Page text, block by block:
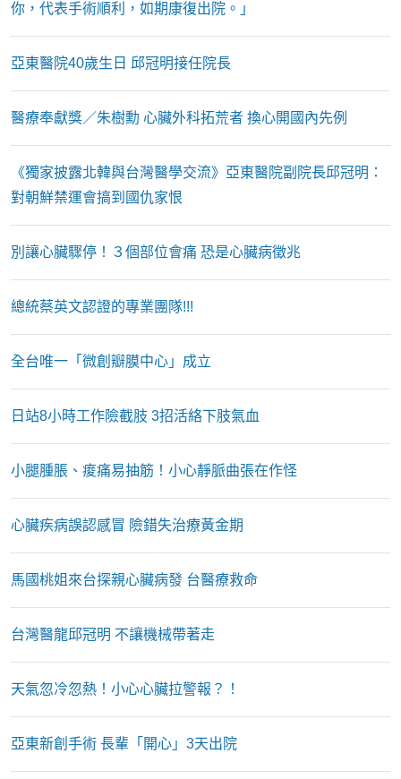
你，代表⼿術順利，如期康復出院。」
亞東醫院40歲生日 邱冠明接任院長
醫療奉獻獎／朱樹勳 心臟外科拓荒者 換心開國內先例
《獨家披露北韓與台灣醫學交流》亞東醫院副院長邱冠明：
對朝鮮禁運會搞到國仇家恨
別讓心臟驟停！３個部位會痛 恐是心臟病徵兆
總統蔡英文認證的專業團隊!!!
全台唯一「微創瓣膜中心」成立
日站8小時工作險截肢 3招活絡下肢氣血
小腿腫脹、痠痛易抽筋！小心靜脈曲張在作怪
心臟疾病誤認感冒 險錯失治療黃金期
馬國桃姐來台探親心臟病發 台醫療救命
台灣醫龍邱冠明 不讓機械帶著走
天氣忽冷忽熱！小心心臟拉警報？！
亞東新創手術 長輩「開心」3天出院